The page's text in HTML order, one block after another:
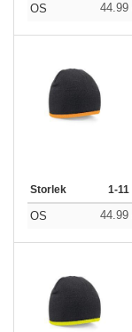
OS 44.99
Storlek 1-11
OS 44.99